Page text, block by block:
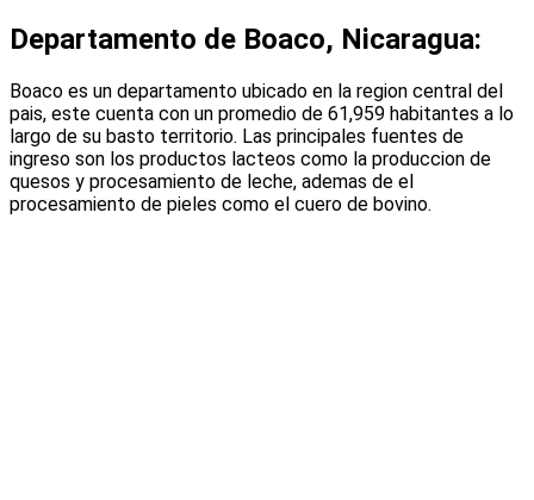
Departamento de Boaco, Nicaragua:
Boaco es un departamento ubicado en la region central del
pais, este cuenta con un promedio de 61,959 habitantes a lo
largo de su basto territorio. Las principales fuentes de
ingreso son los productos lacteos como la produccion de
quesos y procesamiento de leche, ademas de el
procesamiento de pieles como el cuero de bovino.